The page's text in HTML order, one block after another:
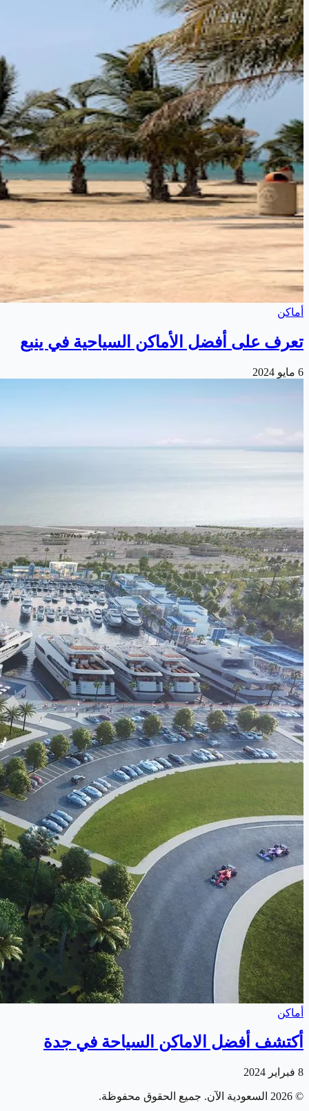
أماكن
تعرف على أفضل الأماكن السياحية في ينبع
6 مايو 2024
أماكن
أكتشف أفضل الاماكن السياحة في جدة
8 فبراير 2024
©
2026 السعودية الآن. جميع الحقوق محفوظة.